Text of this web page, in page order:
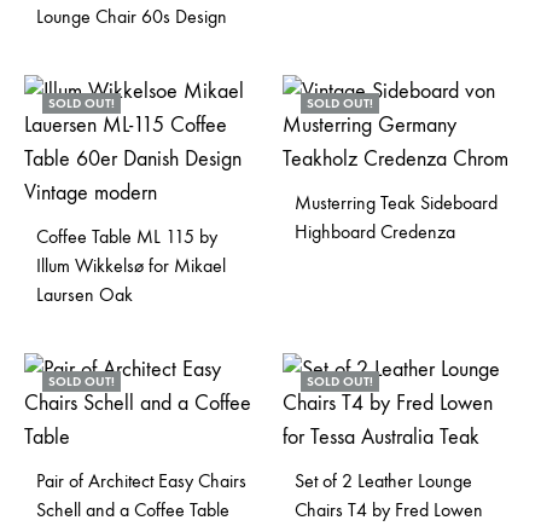
Lounge Chair 60s Design
SOLD OUT!
Coffee Table ML 115 by
Illum Wikkelsø for Mikael
Laursen Oak
SOLD OUT!
Musterring Teak Sideboard
Highboard Credenza
SOLD OUT!
Pair of Architect Easy Chairs
Schell and a Coffee Table
SOLD OUT!
Set of 2 Leather Lounge
Chairs T4 by Fred Lowen